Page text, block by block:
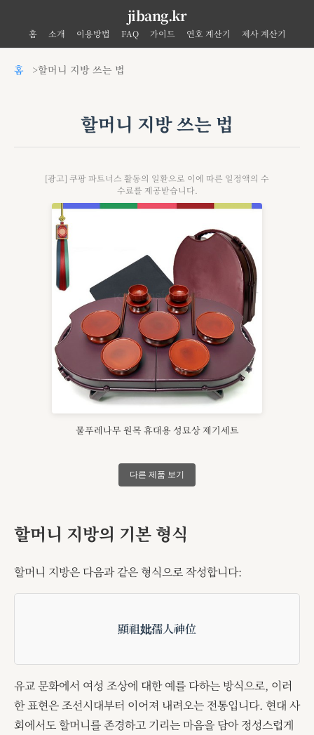
jibang.kr
홈 소개 이용방법 FAQ 가이드 연호 계산기 제사 계산기
홈 할머니 지방 쓰는 법
할머니 지방 쓰는 법
[광고] 쿠팡 파트너스 활동의 일환으로 이에 따른 일정액의 수
수료를 제공받습니다.
물푸레나무 원목 휴대용 성묘상 제기세트
다른 제품 보기
할머니 지방의 기본 형식
할머니 지방은 다음과 같은 형식으로 작성합니다:
顯祖妣孺人神位
유교 문화에서 여성 조상에 대한 예를 다하는 방식으로, 이러
한 표현은 조선시대부터 이어져 내려오는 전통입니다. 현대 사
회에서도 할머니를 존경하고 기리는 마음을 담아 정성스럽게